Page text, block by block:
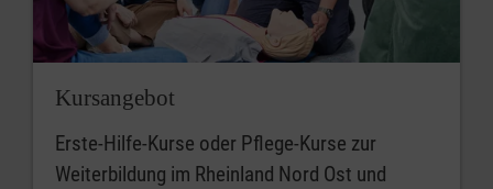
Kursangebot
Erste-Hilfe-Kurse oder Pflege-Kurse zur
Weiterbildung im Rheinland Nord Ost und